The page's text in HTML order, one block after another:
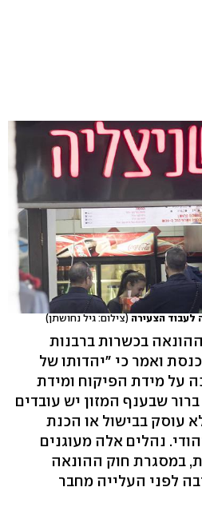
לעבוד הצעירה(צילום: גיל נחושתן)
בכשרות ברבנות
ואמר כי "יהדותו של
על מידת הפיקוח ומידת
שבענף המזון יש עובדים
עוסק בבישול או הכנת
נהלים אלה מעוגנים
במסגרת חוק ההונאה
בשנת 1988, הרבה לפני העלייה מחבר